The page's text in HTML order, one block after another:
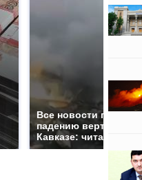
Все новости по
падению вертолета на
Кавказе: читать здесь